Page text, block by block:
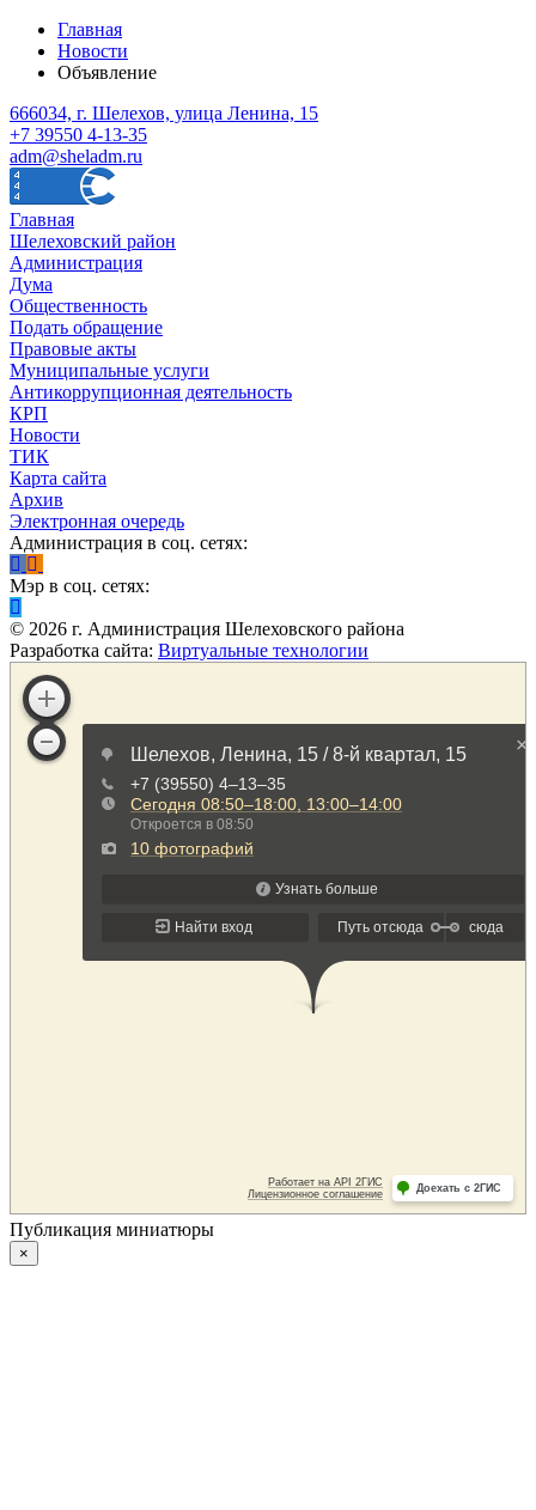
Главная
Новости
Объявление
666034, г. Шелехов, улица Ленина, 15
+7 39550 4-13-35
adm@sheladm.ru
Главная
Шелеховский район
Администрация
Дума
Общественность
Подать обращение
Правовые акты
Муниципальные услуги
Антикоррупционная деятельность
КРП
Новости
ТИК
Карта сайта
Архив
Электронная очередь
Администрация в соц. сетях:
Мэр в соц. сетях:
© 2026 г. Администрация Шелеховского района
Разработка сайта: Виртуальные технологии
Публикация миниатюры
×